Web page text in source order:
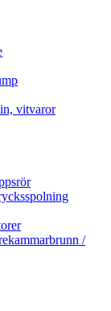
vitvaror
/